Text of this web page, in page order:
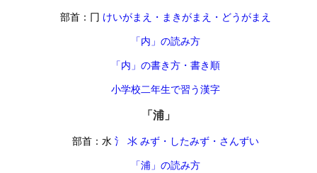
部首：冂 けいがまえ・まきがまえ・どうがまえ
「内」の読み方
「内」の書き方・書き順
小学校二年生で習う漢字
「浦」
部首：水 氵 氺 みず・したみず・さんずい
「浦」の読み方